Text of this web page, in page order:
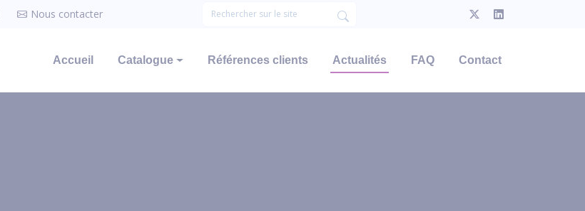
Nous contacter
Accueil Catalogue Références clients Actualités FAQ Contact